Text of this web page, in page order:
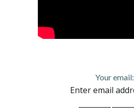
Your email: